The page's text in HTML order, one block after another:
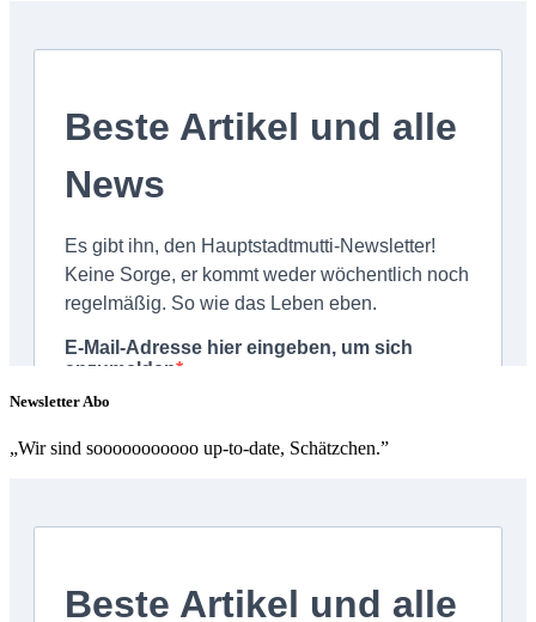
Newsletter Abo
„Wir sind sooooooooooo up-to-date, Schätzchen.”